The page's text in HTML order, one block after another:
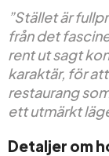
”Stället är
från det
rent ut sagt
karaktär, för
restaurang
ett utmärkt
Detaljer om